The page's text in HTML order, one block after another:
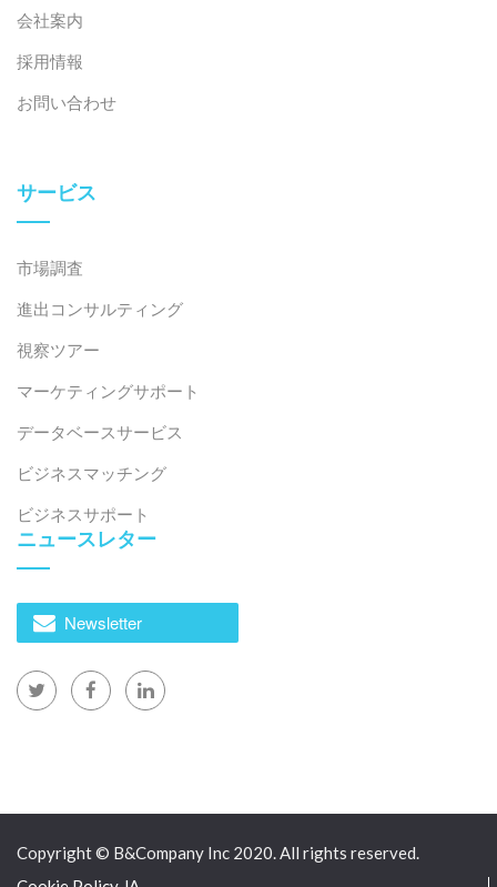
会社案内
採用情報
お問い合わせ
サービス
市場調査
進出コンサルティング
視察ツアー
マーケティングサポート
データベースサービス
ビジネスマッチング
ビジネスサポート
ニュースレター
Newsletter
Copyright © B&Company Inc 2020. All rights reserved.